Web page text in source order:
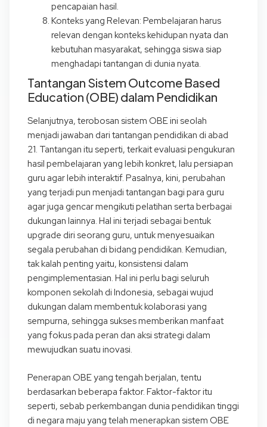
pencapaian hasil.
Konteks yang Relevan: Pembelajaran harus
relevan dengan konteks kehidupan nyata dan
kebutuhan masyarakat, sehingga siswa siap
menghadapi tantangan di dunia nyata.
Tantangan Sistem Outcome Based
Education (OBE) dalam Pendidikan
Selanjutnya, terobosan sistem OBE ini seolah
menjadi jawaban dari tantangan pendidikan di abad
21. Tantangan itu seperti, terkait evaluasi pengukuran
hasil pembelajaran yang lebih konkret, lalu persiapan
guru agar lebih interaktif. Pasalnya, kini, perubahan
yang terjadi pun menjadi tantangan bagi para guru
agar juga gencar mengikuti pelatihan serta berbagai
dukungan lainnya. Hal ini terjadi sebagai bentuk
upgrade diri seorang guru, untuk menyesuaikan
segala perubahan di bidang pendidikan. Kemudian,
tak kalah penting yaitu, konsistensi dalam
pengimplementasian. Hal ini perlu bagi seluruh
komponen sekolah di Indonesia, sebagai wujud
dukungan dalam membentuk kolaborasi yang
sempurna, sehingga sukses memberikan manfaat
yang fokus pada peran dan aksi strategi dalam
mewujudkan suatu inovasi.
Penerapan OBE yang tengah berjalan, tentu
berdasarkan beberapa faktor. Faktor-faktor itu
seperti, sebab perkembangan dunia pendidikan tinggi
di negara maju yang telah menerapkan sistem OBE